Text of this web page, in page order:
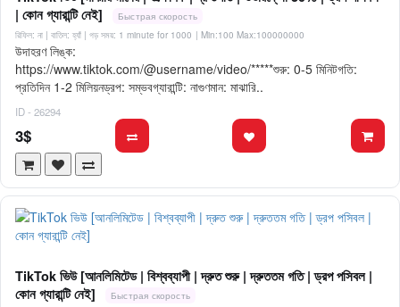
| কোন গ্যারান্টি নেই]
Быстрая скорость
রিফিল: না | বাতিল: হ্যাঁ | গড় সময়: 1 minute for 1000 | Min:100 Max:100000000
উদাহরণ লিঙ্ক:
https://www.tiktok.com/@username/video/*****শুরু: 0-5 মিনিটগতি:
প্রতিদিন 1-2 মিলিয়নড্রপ: সম্ভবগ্যারান্টি: নাগুণমান: মাঝারি..
ID - 26294
3$
TikTok ভিউ [আনলিমিটেড | বিশ্বব্যাপী | দ্রুত শুরু | দ্রুততম গতি | ড্রপ পসিবল |
কোন গ্যারান্টি নেই]
Быстрая скорость